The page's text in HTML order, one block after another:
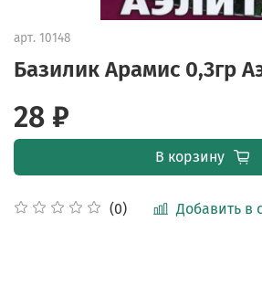
арт. 10148
Базилик Арамис 0,3гр
(0) Добавить в
28 ₽
В корзину